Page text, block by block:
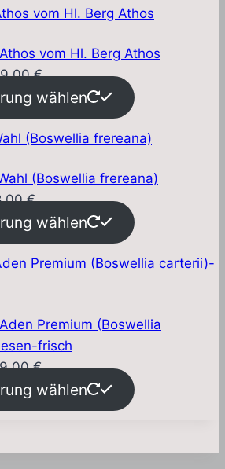
41,50 €
vom Hl. Berg Athos
€Preisspanne:
3,20 €
bis
129,00 €
wählen
(Boswellia frereana)
€Preisspanne:
2,50 €
bis
48,00 €
wählen
Premium (Boswellia
frisch
€Preisspanne:
5,50 €
bis
wählen